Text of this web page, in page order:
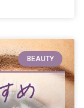
BEAUTY